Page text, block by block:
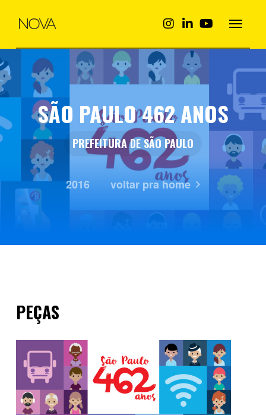
SÃO PAULO 462 ANOS
PREFEITURA DE SÃO PAULO
2016 voltar pra home
PEÇAS